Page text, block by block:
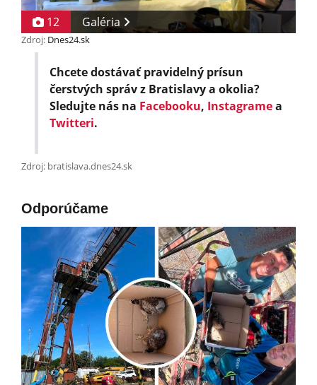
12 Galéria
Zdroj: Dnes24.sk
Chcete dostávať pravidelný prísun
čerstvých správ z Bratislavy a okolia?
Sledujte nás na Facebooku, Instagramea
Twitteri.
Zdroj: bratislava.dnes24.sk
Odporúčame